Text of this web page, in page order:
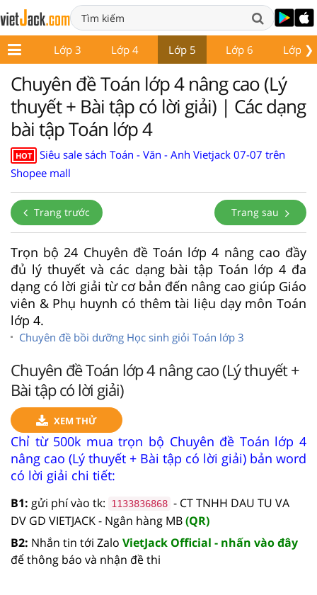
❯
2 Lớp 3 Lớp 4 Lớp 5 Lớp 6 Lớp 7
Chuyên đề Toán lớp 4 nâng cao (Lý
thuyết + Bài tập có lời giải) | Các dạng
bài tập Toán lớp 4
HOT
Siêu sale sách Toán - Văn - Anh Vietjack 07-07 trên
Shopee mall
Trang trước Trang sau
Trọn bộ 24 Chuyên đề Toán lớp 4 nâng cao đầy
đủ lý thuyết và các dạng bài tập Toán lớp 4 đa
dạng có lời giải từ cơ bản đến nâng cao giúp Giáo
viên & Phụ huynh có thêm tài liệu dạy môn Toán
lớp 4.
Chuyên đề bồi dưỡng Học sinh giỏi Toán lớp 3
Chuyên đề Toán lớp 4 nâng cao (Lý thuyết +
Bài tập có lời giải)
XEM THỬ
Chỉ từ 500k mua trọn bộ Chuyên đề Toán lớp 4
nâng cao (Lý thuyết + Bài tập có lời giải) bản word
có lời giải chi tiết:
B1: gửi phí vào tk: 1133836868 - CT TNHH DAU TU VA
DV GD VIETJACK - Ngân hàng MB(QR)
B2: Nhắn tin tới Zalo VietJack Official - nhấn vào đây
để thông báo và nhận đề thi